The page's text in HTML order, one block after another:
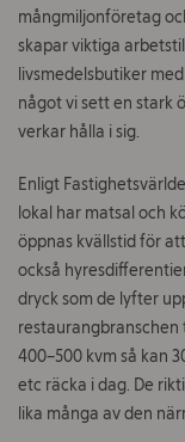
mångmiljonföretag
skapar viktiga
livsmedelsbutiker
något vi sett en stark
verkar hålla i sig.
Enligt
lokal har matsal och
öppnas kvällstid för
också
dryck som de lyfter
400–500 kvm så kan
etc räcka i dag. De
lika många av den